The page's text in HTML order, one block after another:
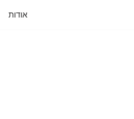
אודות